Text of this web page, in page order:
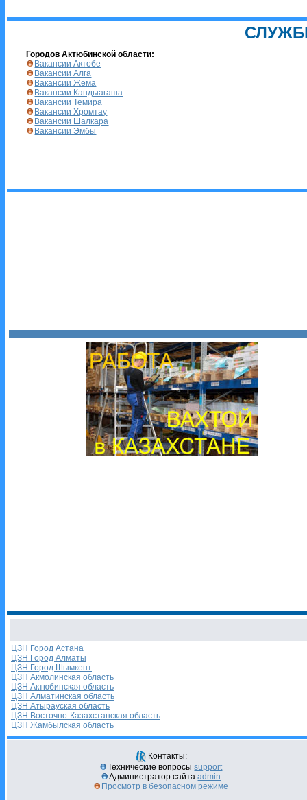
Городов Актюбинской области:
Вакансии Актобе
Вакансии Алга
Вакансии Жема
Вакансии Кандыагаша
Вакансии Темира
Вакансии Хромтау
Вакансии Шалкара
Вакансии Эмбы
ЦЗН Город Астана
ЦЗН Город Алматы
ЦЗН Город Шымкент
ЦЗН Акмолинская область
ЦЗН Актюбинская область
ЦЗН Алматинская область
ЦЗН Атырауская область
ЦЗН Восточно-Казахстанская область
ЦЗН Жамбылская область
Контакты:
Технические вопросыsupport
Администратор сайтаadmin
Просмотр в безопасном режиме